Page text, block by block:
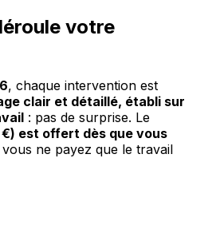
votre
, chaque intervention est
clair et détaillé, établi sur
: pas de surprise. Le
est offert dès que vous
ne payez que le travail